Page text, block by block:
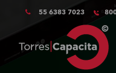
55 6383 7023